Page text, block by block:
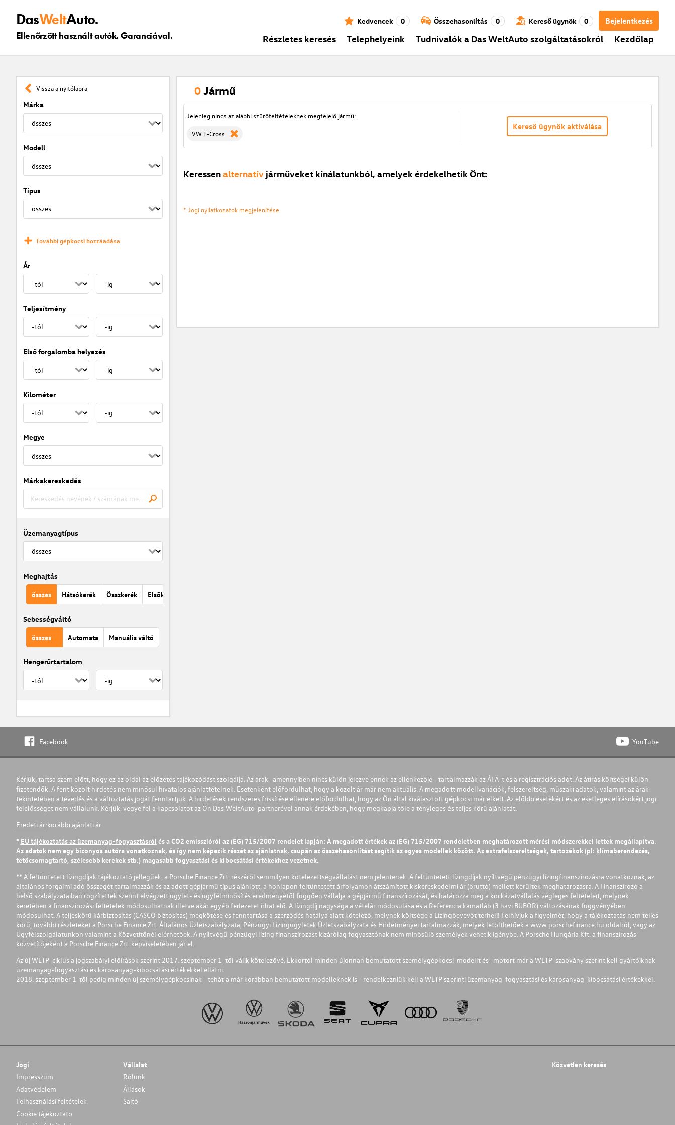
DasWeltAuto.
Ellenőrzött használt autók. Garanciával.
Bejelentkezés
Kedvencek 0 Összehasonlítás 0 Kereső ügynök 0
Részletes keresés Telephelyeink Tudnivalók a Das WeltAuto szolgáltatásokról Kezdőlap
Vissza a nyitólapra
Márka
Modell
Típus
További gépkocsi hozzáadása
Ár
Teljesítmény
Első forgalomba helyezés
Kilométer
Megye
Márkakereskedés
Üzemanyagtípus
Meghajtás
összes Hátsókerék Összkerék Elsõkerék
Sebességváltó
összes Automata Manuális váltó
Hengerűrtartalom
0Jármű
Jelenleg nincs az alábbi szűrőfeltételeknek megfelelő jármű:
VW T-Cross
Kereső ügynök aktiválása
Keressenalternatív járműveket kínálatunkból, amelyek érdekelhetik Önt:
* Jogi nyilatkozatok megjelenítése
Facebook YouTube
Kérjük, tartsa szem előtt, hogy ez az oldal az előzetes tájékozódást szolgálja. Az árak- amennyiben nincs külön jelezve ennek az ellenkezője - tartalmazzák az ÁFÁ-t és a regisztrációs adót. Az átírás költségei külön
fizetendők. A fent közölt hirdetés nem minősül hivatalos ajánlattételnek. Esetenként előfordulhat, hogy a közölt ár már nem aktuális. A megadott modellvariációk, felszereltség, műszaki adatok, valamint az árak
tekintetében a tévedés és a változtatás jogát fenntartjuk. A hirdetések rendszeres frissítése ellenére előfordulhat, hogy az Ön által kiválasztott gépkocsi már elkelt. Az előbbi esetekért és az esetleges elírásokért jogi
felelősséget nem vállalunk. Kérjük, vegye fel a kapcsolatot az Ön Das WeltAuto-partnerével annak érdekében, hogy megkapja tőle a tényleges és teljes körű ajánlatát.
Eredeti ár:korábbi ajánlati ár
* EU tájékoztatás az üzemanyag-fogyasztásról és a CO2 emisszióról az (EG) 715/2007 rendelet lapján: A megadott értékek az (EG) 715/2007 rendeletben meghatározott mérési módszerekkel lettek megállapítva.
Az adatok nem egy bizonyos autóra vonatkoznak, és így nem képezik részét az ajánlatnak, csupán az összehasonlítást segítik az egyes modellek között. Az extrafelszereltségek, tartozékok (pl: klímaberendezés,
tetőcsomagtartó, szélesebb kerekek stb.) magasabb fogyasztási és kibocsátási értékekhez vezetnek.
** A feltüntetett lízingdíjak tájékoztató jellegűek, a Porsche Finance Zrt. részéről semmilyen kötelezettségvállalást nem jelentenek. A feltüntetett lízingdíjak nyíltvégű pénzügyi lízingfinanszírozásra vonatkoznak, az
általános forgalmi adó összegét tartalmazzák és az adott gépjármű típus ajánlott, a honlapon feltüntetett árfolyamon átszámított kiskereskedelmi ár (bruttó) mellett kerültek meghatározásra. A Finanszírozó a
belső szabályzataiban rögzítettek szerint elvégzett ügylet- és ügyfélminősítés eredményétől függően vállalja a gépjármű finanszírozását, és határozza meg a kockázatvállalás végleges feltételeit, melynek
keretében a finanszírozási feltételek módosulhatnak illetve akár egyéb fedezetet írhat elő. A lízingdíj nagysága a vételár módosulása és a Referencia kamatláb (3 havi BUBOR) változásának függvényében
módosulhat. A teljeskörű kárbiztosítás (CASCO biztosítás) megkötése és fenntartása a szerződés hatálya alatt kötelező, melynek költsége a Lízingbevevőt terheli! Felhívjuk a figyelmét, hogy a tájékoztatás nem teljes
körű, további részleteket a Porsche Finance Zrt. Általános Üzletszabályzata, Pénzügyi Lízingügyletek Üzletszabályzata és Hirdetményei tartalmazzák, melyek letölthetőek a www.porschefinance.hu oldalról, vagy az
Ügyfélszolgálatunkon valamint a Közvetítőnél elérhetőek. A nyíltvégű pénzügyi lízing finanszírozást kizárólag fogyasztónak nem minősülő személyek vehetik igénybe. A Porsche Hungária Kft. a finanszírozás
közvetítőjeként a Porsche Finance Zrt. képviseletében jár el.
Az új WLTP-ciklus a jogszabályi előírások szerint 2017. szeptember 1-től válik kötelezővé. Ekkortól minden újonnan bemutatott személygépkocsi-modellt és -motort már a WLTP-szabvány szerint kell gyártóiknak
üzemanyag-fogyasztási és károsanyag-kibocsátási értékekkel ellátni.
2018. szeptember 1-től pedig minden új személygépkocsinak - tehát a már korábban bemutatott modelleknek is - rendelkezniük kell a WLTP szerinti üzemanyag-fogyasztási és károsanyag-kibocsátási értékekkel.
Jogi
Impresszum
Adatvédelem
Felhasználási feltételek
Cookie tájékoztato
Vállalat
Rólunk
Állások
Sajtó
Közvetlen keresés